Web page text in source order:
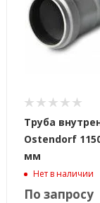
Труба
Ostendorf
мм
Нет в наличии
По запросу